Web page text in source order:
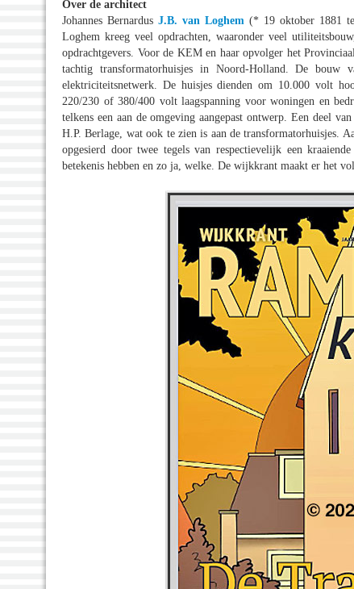
Over de architect
Johannes BernardusJ.B. van Loghem (* 19 oktober 1881
Loghem kreeg veel opdrachten, waaronder veel
opdrachtgevers. Voor de KEM en haar opvolger het
tachtig transformatorhuisjes in Noord-Holland. De bouw
elektriciteitsnetwerk. De huisjes dienden om 10.000 volt
220/230 of 380/400 volt laagspanning voor woningen en
telkens een aan de omgeving aangepast ontwerp. Een deel
H.P. Berlage, wat ook te zien is aan de transformatorhuisjes.
opgesierd door twee tegels van respectievelijk een
betekenis hebben en zo ja, welke. De wijkkrant maakt er het